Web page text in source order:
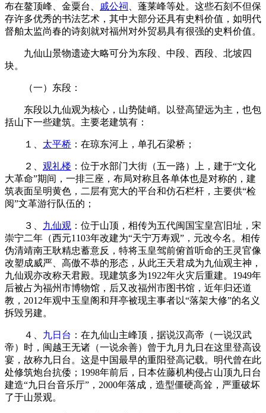
布在鳌顶峰、金粟台、
戚公祠 、蓬莱峰等处。 这些石刻不但保
存许多优秀的书法艺术，其中大部分还具有史料价值，如明代
督舶太监尚春的诗刻就对福州对外贸易具有很强的史料价值。
九仙山景物遗迹大略可分为东段、中段、西段、北坡四
块。
（一）东段：
东段以九仙观为核心，山势陡峭。以登高望远为主，也包
括山下一些建筑。主要老建筑有：
１、 太平桥 ：在琼东河上，单孔石梁桥；
２、 观礼楼 ：位于水部门大街（五一路）上，建于“文化
大革命”期间，一排三座，布局对称且各单体也是对称的，建
筑表面呈明黄色，二层有宽大的平台和仿石栏杆，主要供“检
阅”文革游行队伍的；
３、 九仙观 ：位于山顶，相传为五代闽国宝皇宫旧址，宋
崇宁二年（西元1103年改建为“天宁万寿观”，元改今名。相传
伪清靖南王耿精忠蓄意反，特将玉皇驾前俯首听命的王灵官像
改塑成威严、高傲不恭的形态，从此王天君成为九仙观主神，
九仙观亦改称天君殿。现建筑多为1922年火灾后重建。1949年
后被占为福州市博物馆，后又改福州市图书馆，近年归还道
教，2012年观中玉皇阁和拜亭被现主事者以“落架大修”的名义
拆毁另建。
４、 九日台 ：在九仙山主峰顶，据说汉高帝（一说汉武
帝）时，闽越王无诸（一说余善）曾于九月九日在这里登高设
宴，故称九日台。这是中国最早的重阳登高记载。明代曾在此
处修筑炮台抗倭；1998年前后，日本佐藤机构侵占山顶九日台
建造“九日台音乐厅”，2000年落成，造型僵硬高耸，严重破坏
了于山景观。